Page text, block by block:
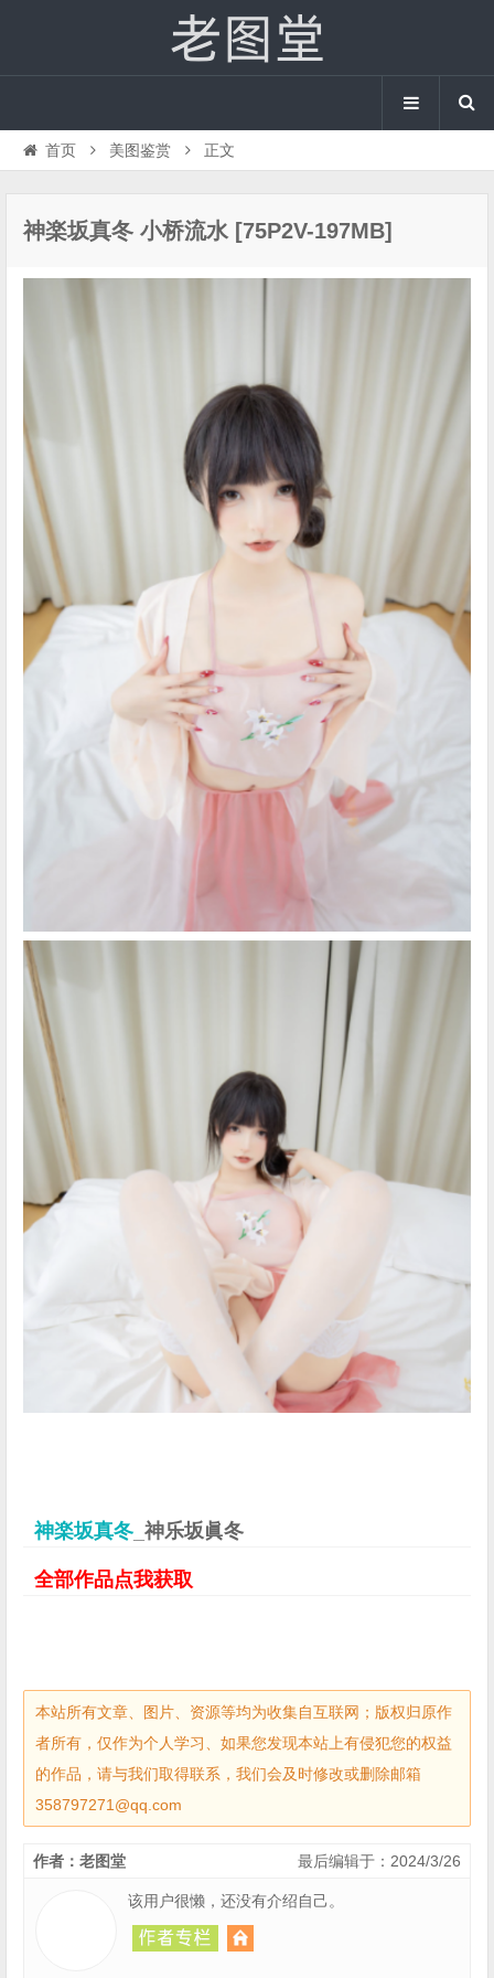
首页 美图鉴赏 正文
神楽坂真冬 小桥流水 [75P2V-197MB]
神楽坂真冬 _神乐坂眞冬
全部作品点我获取
本站所有文章、图片、资源等均为收集自互联网；版权归原作
者所有，仅作为个人学习、如果您发现本站上有侵犯您的权益
的作品，请与我们取得联系，我们会及时修改或删除邮箱
358797271@qq.com
最后编辑于：2024/3/26
作者：老图堂
该用户很懒，还没有介绍自己。